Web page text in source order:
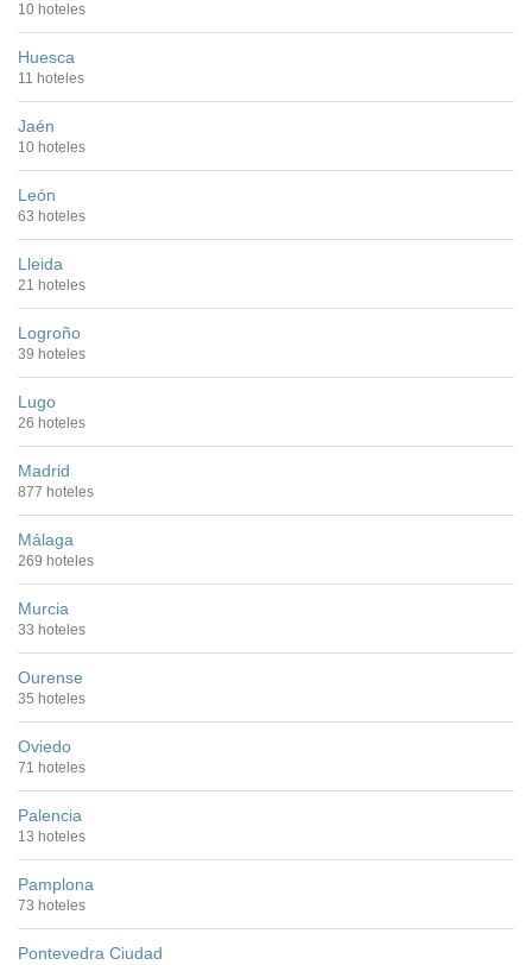
10 hoteles
Huesca
11 hoteles
Jaén
10 hoteles
León
63 hoteles
Lleida
21 hoteles
Logroño
39 hoteles
Lugo
26 hoteles
Madrid
877 hoteles
Málaga
269 hoteles
Murcia
33 hoteles
Ourense
35 hoteles
Oviedo
71 hoteles
Palencia
13 hoteles
Pamplona
73 hoteles
Pontevedra Ciudad